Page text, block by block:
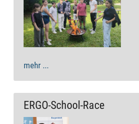
mehr ...
ERGO-School-Race